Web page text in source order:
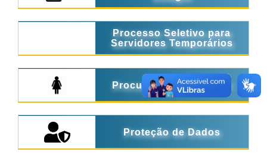
Processo Seletivo para
Servidores Temporários
Procuradoria da Mulher
Proteção de Dados